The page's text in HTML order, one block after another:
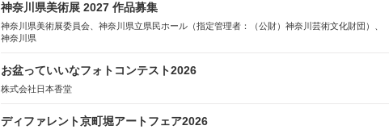
神奈川県美術展 2027 作品募集
神奈川県美術展委員会、神奈川県立県民ホール（指定管理者：（公財）神奈川芸術文化財団）、
神奈川県
お盆っていいなフォトコンテスト2026
株式会社日本香堂
ディファレント京町堀アートフェア2026